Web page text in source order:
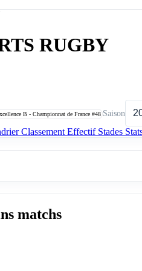
RUGBY
B - Championnat de France #48 Saison
Classement Effectif Stades
matchs